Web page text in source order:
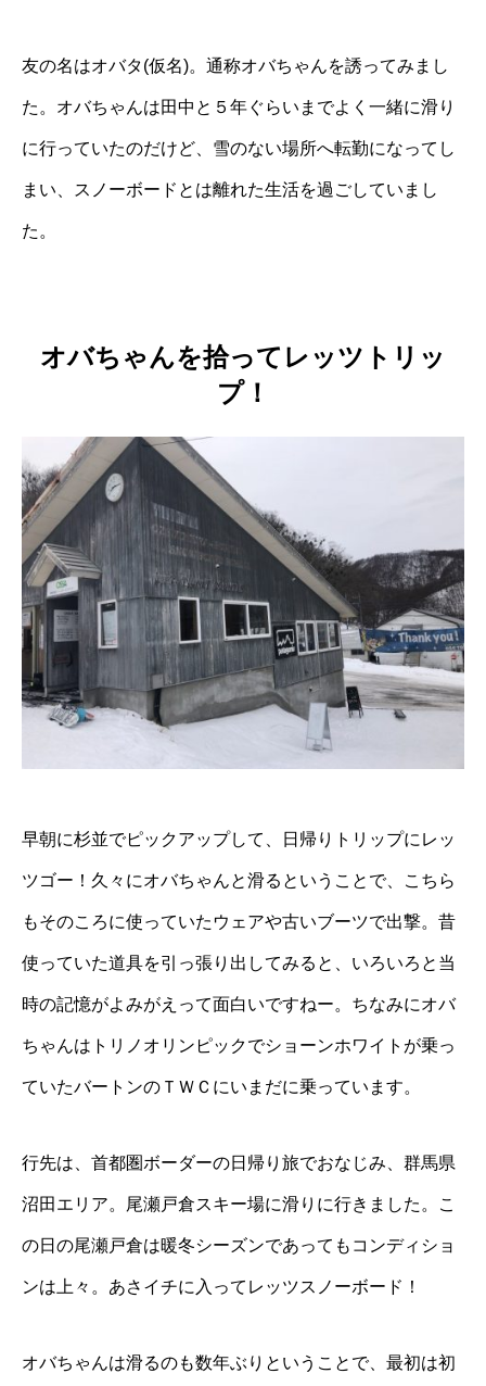
友の名はオバタ(仮名)。通称オバちゃんを誘ってみまし
た。オバちゃんは田中と５年ぐらいまでよく一緒に滑り
に行っていたのだけど、雪のない場所へ転勤になってし
まい、スノーボードとは離れた生活を過ごしていまし
た。
オバちゃんを拾ってレッツトリッ
プ！
早朝に杉並でピックアップして、日帰りトリップにレッ
ツゴー！久々にオバちゃんと滑るということで、こちら
もそのころに使っていたウェアや古いブーツで出撃。昔
使っていた道具を引っ張り出してみると、いろいろと当
時の記憶がよみがえって面白いですねー。ちなみにオバ
ちゃんはトリノオリンピックでショーンホワイトが乗っ
ていたバートンのＴＷＣにいまだに乗っています。
行先は、首都圏ボーダーの日帰り旅でおなじみ、群馬県
沼田エリア。尾瀬戸倉スキー場に滑りに行きました。こ
の日の尾瀬戸倉は暖冬シーズンであってもコンディショ
ンは上々。あさイチに入ってレッツスノーボード！
オバちゃんは滑るのも数年ぶりということで、最初は初